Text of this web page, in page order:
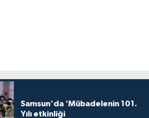
Samsun'da 'Mübadelenin 101.
Yılı etkinliği